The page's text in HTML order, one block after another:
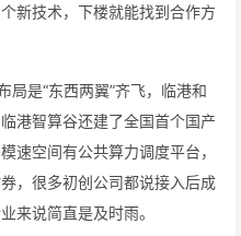
新技术，下楼就能找到合作方
局是“东西两翼”齐飞，临港和
港智算谷还建了全国首个国产
速空间有公共算力调度平台，
，很多初创公司都说接入后成
来说简直是及时雨。